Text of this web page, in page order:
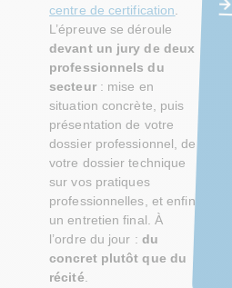
centre de certification
L’épreuve se déroule
devant un jury de deux
professionnels du
secteur: mise en
situation concrète, puis
présentation de votre
dossier professionnel, de
votre dossier technique
sur vos pratiques
professionnelles, et enfin
un entretien final. À
l’ordre du jour : du
concret plutôt que du
récité